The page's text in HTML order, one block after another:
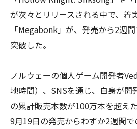
が次々とリリースされる中で、着
「Megabonk」が、発売から2週
突破した。
ノルウェーの個人ゲーム開発者
地時間）、SNSを通じ、自身が開
の累計販売本数が100万本を超え
9月19日の発売からわずか2週間